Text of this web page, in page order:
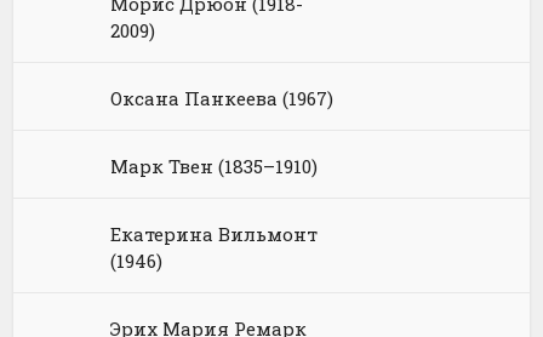
2009)
Оксана Панкеева (1967)
Марк Твен (1835–1910)
Екатерина Вильмонт
(1946)
Эрих Мария Ремарк